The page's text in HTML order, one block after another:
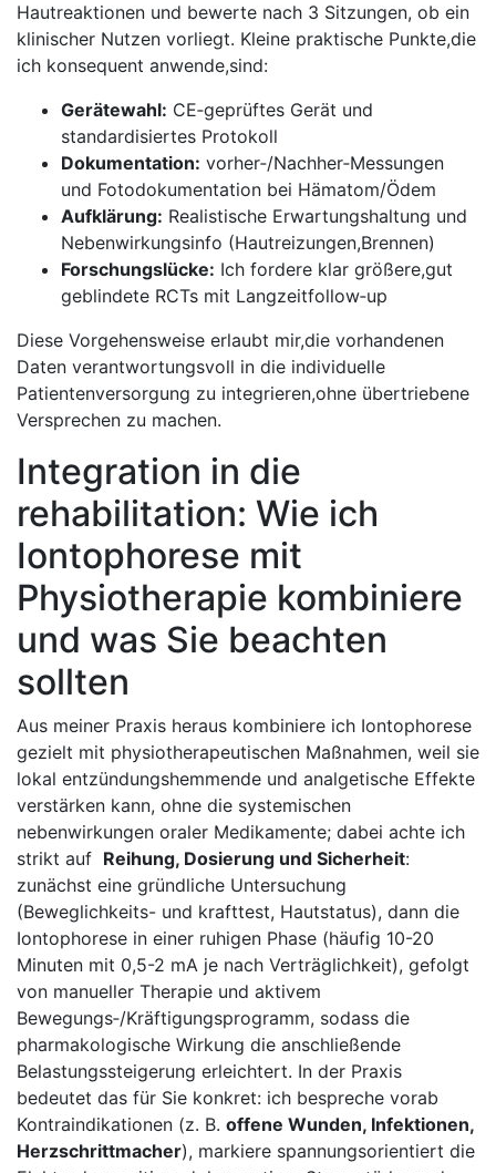
Hautreaktionen und bewerte nach⁤ 3⁣ Sitzungen, ob ein
klinischer Nutzen vorliegt. Kleine praktische Punkte,die⁣
ich konsequent anwende,sind:
Gerätewahl: ⁢CE‑geprüftes Gerät und‌
standardisiertes Protokoll
Dokumentation: vorher‑/Nachher‑Messungen
und Fotodokumentation bei Hämatom/Ödem
Aufklärung: Realistische Erwartungshaltung ​und
Nebenwirkungsinfo (Hautreizungen,Brennen)
Forschungslücke: Ich fordere klar größere,gut
geblindete RCTs mit Langzeitfollow‑up
Diese Vorgehensweise erlaubt ‍mir,die vorhandenen
Daten verantwortungsvoll ​in⁣ die individuelle
Patientenversorgung zu ‍integrieren,ohne übertriebene
Versprechen zu machen.
Integration in die
rehabilitation:‍ Wie ich
Iontophorese mit
‌Physiotherapie⁤ kombiniere
und was Sie beachten
⁢sollten
Aus meiner Praxis heraus ​kombiniere⁤ ich Iontophorese
gezielt mit ​physiotherapeutischen Maßnahmen, weil⁤ sie
lokal entzündungshemmende ‍und ⁣analgetische‍ Effekte
verstärken ​kann, ohne⁣ die ​systemischen
nebenwirkungen oraler Medikamente; dabei achte ich
strikt auf ​ Reihung, ‍Dosierung und Sicherheit:
zunächst eine gründliche Untersuchung
(Beweglichkeits- und krafttest, Hautstatus), dann die
Iontophorese in einer ​ruhigen Phase (häufig 10-20
Minuten mit 0,5-2 ‌mA je nach Verträglichkeit),⁢ gefolgt
von manueller Therapie und⁣ aktivem
Bewegungs‑/Kräftigungsprogramm, ‌sodass die
pharmakologische ⁤Wirkung die​ anschließende
Belastungssteigerung⁣ erleichtert. In der Praxis
bedeutet ⁢das für ‌Sie konkret: ich ⁤bespreche vorab
Kontraindikationen⁣ (z. B. offene Wunden, Infektionen,
‍Herzschrittmacher), markiere spannungsorientiert die